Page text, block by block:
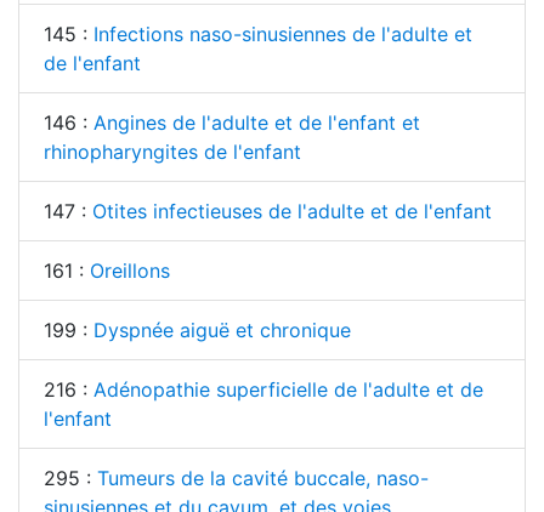
145 : Infections naso-sinusiennes de l'adulte et
de l'enfant
146 : Angines de l'adulte et de l'enfant et
rhinopharyngites de l'enfant
147 : Otites infectieuses de l'adulte et de l'enfant
161 : Oreillons
199 : Dyspnée aiguë et chronique
216 : Adénopathie superficielle de l'adulte et de
l'enfant
295 : Tumeurs de la cavité buccale, naso-
sinusiennes et du cavum, et des voies